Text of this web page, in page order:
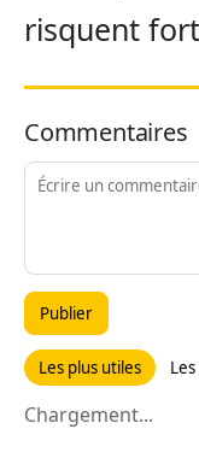
risquent
Commentaires
Publier
Les plus utiles
Chargement...